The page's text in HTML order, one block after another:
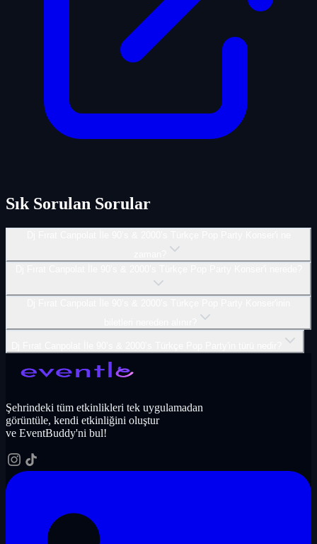
Sık Sorulan Sorular
Şehrindeki tüm etkinlikleri tek uygulamadan
görüntüle, kendi etkinliğini oluştur
ve EventBuddy'ni bul!